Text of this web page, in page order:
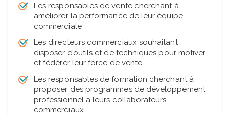
Les responsables de vente cherchant à
améliorer la performance de leur équipe
commerciale
Les directeurs commerciaux souhaitant
disposer d’outils et de techniques pour motiver
et fédérer leur force de vente
Les responsables de formation cherchant à
proposer des programmes de développement
professionnel à leurs collaborateurs
commerciaux